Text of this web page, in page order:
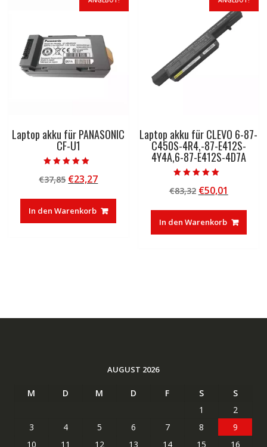
Laptop akku für PANASONIC
CF-U1
5.00
von 5
€37,85 Ursprünglicher
war:
€37,85
€23,27Aktueller
ist:
€23,27.
In den Warenkorb
Laptop akku für CLEVO 6-87-
C450S-4R4,-87-E412S-
4Y4A,6-87-E412S-4D7A
5.00
von 5
€83,32 Ursprünglicher
war:
€83,32
€50,01
ist:
€50,01.
In den Warenkorb
AUGUST 2026
M D M D F S
S
1
2
3
4 5 6 7 8
9
10
11 12 13 14 15
16